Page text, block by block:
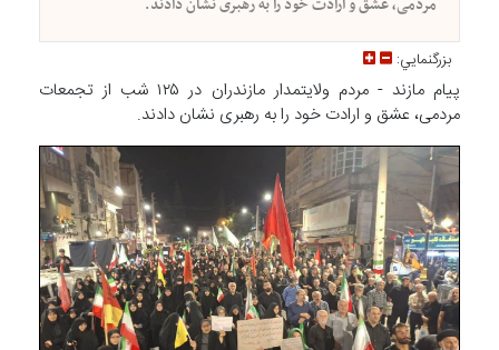
بزرگنمايي:
پیام مازند - مردم ولایتمدار مازندران در ۱۲۵ شب از تجمعات
مردمی، عشق و ارادت خود را به رهبری نشان دادند.